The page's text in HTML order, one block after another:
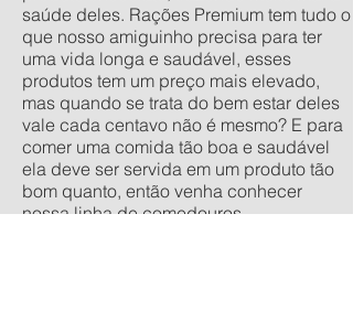
saúde deles. Rações Premium tem tudo o
que nosso amiguinho precisa para ter
uma vida longa e saudável, esses
produtos tem um preço mais elevado,
mas quando se trata do bem estar deles
vale cada centavo não é mesmo? E para
comer uma comida tão boa e saudável
ela deve ser servida em um produto tão
bom quanto, então venha conhecer
nossa linha de comedouros